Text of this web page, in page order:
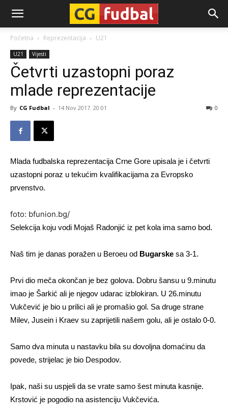
CG-
Fudbal
Početna Reprezentacija U21
U21 Vijesti
Četvrti uzastopni poraz
mlade reprezentacije
By CG Fudbal - 14 Nov 2017. 20:01 0
Mlada fudbalska reprezentacija Crne Gore upisala je i četvrti
uzastopni poraz u tekućim kvalifikacijama za Evropsko
prvenstvo.
foto: bfunion.bg/
Selekcija koju vodi Mojaš Radonjić iz pet kola ima samo bod.
Naš tim je danas poražen u Beroeu od Bugarske sa 3-1.
Prvi dio meča okončan je bez golova. Dobru šansu u 9.minutu
imao je Šarkić ali je njegov udarac izblokiran. U 26.minutu
Vukčević je bio u prilici ali je promašio gol. Sa druge strane
Milev, Jusein i Kraev su zaprijetili našem golu, ali je ostalo 0-0.
Samo dva minuta u nastavku bila su dovoljna domaćinu da
povede, strijelac je bio Despodov.
Ipak, naši su uspjeli da se vrate samo šest minuta kasnije.
Krstović je pogodio na asistenciju Vukčevića.